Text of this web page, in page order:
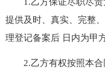
提供及时、真实、完整
理登记备案后 日内为甲
2.乙方有权按照本合